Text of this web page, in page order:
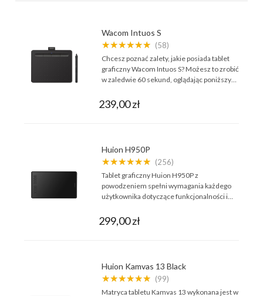
Wacom Intuos S
★★★★★★ (58)
Chcesz poznać zalety, jakie posiada tablet
graficzny Wacom Intuos S? Możesz to zrobić
w zaledwie 60 sekund, oglądając poniższy…
239,00 zł
Huion H950P
★★★★★★ (256)
Tablet graficzny Huion H950P z
powodzeniem spełni wymagania każdego
użytkownika dotyczące funkcjonalności i…
299,00 zł
Huion Kamvas 13 Black
★★★★★★ (99)
Matryca tabletu Kamvas 13 wykonana jest w